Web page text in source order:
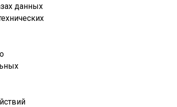
данных